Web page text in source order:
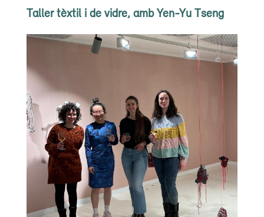
Taller tèxtil i de vidre, amb Yen-Yu Tseng